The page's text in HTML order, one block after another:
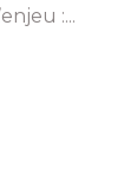
:...